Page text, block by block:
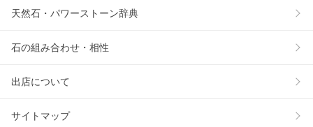
天然石・パワーストーン辞典
石の組み合わせ・相性
出店について
サイトマップ